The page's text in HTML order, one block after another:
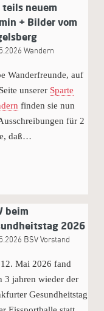
neuem
+ Bilder vom
Wandern
Wanderfreunde, auf
unserer Sparte
finden sie nun
für 2
daß…
beim
2026
BSV Vorstand
Mai 2026 fand
3 jahren wieder der
Gesundheitstag